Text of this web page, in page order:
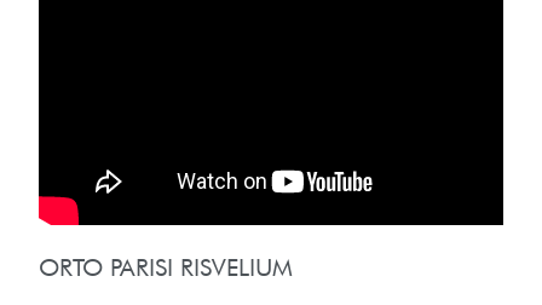
ORTO PARISI RISVELIUM